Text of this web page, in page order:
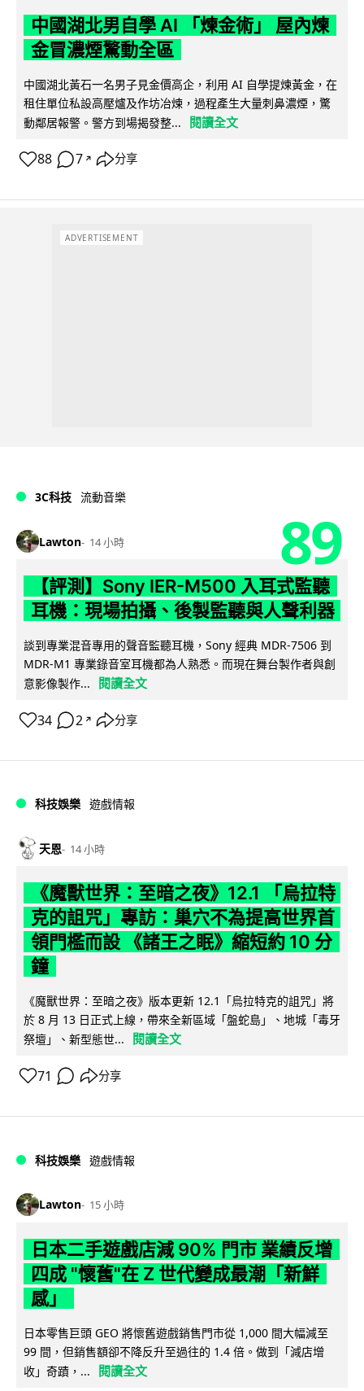
中國湖北男自學 AI 「煉金術」 屋內煉
金冒濃煙驚動全區
中國湖北黃石一名男子見金價高企，利用 AI 自學提煉黃金，在
租住單位私設高壓爐及作坊冶煉，過程產生大量刺鼻濃煙，驚
動鄰居報警。警方到場揭發整...
閱讀全文
88 7 ↗ 分享
ADVERTISEMENT
3C科技 流動音樂
Lawton 14 小時 89
【評測】Sony IER-M500 入耳式監聽
耳機：現場拍攝、後製監聽與人聲利器
談到專業混音專用的聲音監聽耳機，Sony 經典 MDR-7506 到
MDR-M1 專業錄音室耳機都為人熟悉。而現在舞台製作者與創
意影像製作...
閱讀全文
34 2 ↗ 分享
科技娛樂 遊戲情報
天恩 14 小時
《魔獸世界：至暗之夜》12.1 「烏拉特
克的詛咒」專訪：巢穴不為提高世界首
領門檻而設 《諸王之眠》縮短約 10 分
鐘
《魔獸世界：至暗之夜》版本更新 12.1「烏拉特克的詛咒」將
於 8 月 13 日正式上線，帶來全新區域「盤蛇島」、地城「毒牙
祭壇」、新型態世...
閱讀全文
71 分享
科技娛樂 遊戲情報
Lawton 15 小時
日本二手遊戲店減 90% 門市 業績反增
四成 "懷舊"在 Z 世代變成最潮「新鮮
感」
日本零售巨頭 GEO 將懷舊遊戲銷售門市從 1,000 間大幅減至
99 間，但銷售額卻不降反升至過往的 1.4 倍。做到「減店增
收」奇蹟，...
閱讀全文